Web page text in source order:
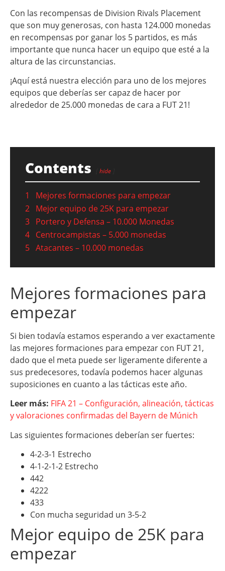
Con las recompensas de Division Rivals Placement
que son muy generosas, con hasta 124.000 monedas
en recompensas por ganar los 5 partidos, es más
importante que nunca hacer un equipo que esté a la
altura de las circunstancias.
¡Aquí está nuestra elección para uno de los mejores
equipos que deberías ser capaz de hacer por
alrededor de 25.000 monedas de cara a FUT 21!
Contents hide
1
Mejores formaciones para empezar
2 Mejor equipo de 25K para empezar
3 Portero y Defensa – 10.000 Monedas
4 Centrocampistas – 5.000 monedas
5 Atacantes – 10.000 monedas
Mejores formaciones para
empezar
Si bien todavía estamos esperando a ver exactamente
las mejores formaciones para empezar con FUT 21,
dado que el meta puede ser ligeramente diferente a
sus predecesores, todavía podemos hacer algunas
suposiciones en cuanto a las tácticas este año.
Leer más: FIFA 21 – Configuración, alineación, tácticas
y valoraciones confirmadas del Bayern de Múnich
Las siguientes formaciones deberían ser fuertes:
4-2-3-1 Estrecho
4-1-2-1-2 Estrecho
442
4222
433
Con mucha seguridad un 3-5-2
Mejor equipo de 25K para
empezar